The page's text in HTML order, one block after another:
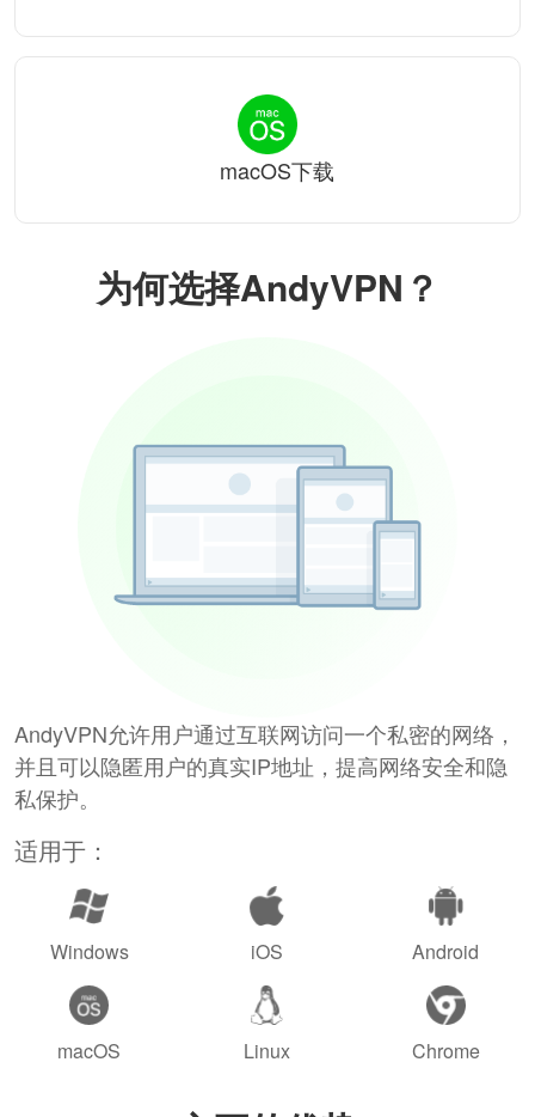
为何选择AndyVPN？
AndyVPN允许用户通过互联网访问一个私密的网络，
并且可以隐匿用户的真实IP地址，提高网络安全和隐
私保护。
适用于：
Windows iOS Android
macOS Linux Chrome
macOS下载